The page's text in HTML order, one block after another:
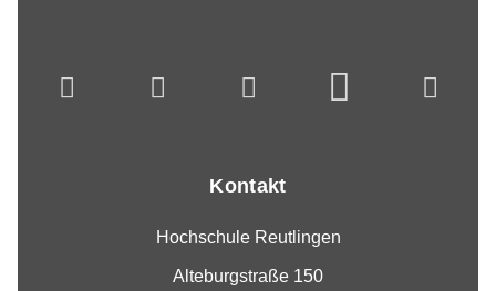
Kontakt
Hochschule Reutlingen
Alteburgstraße 150